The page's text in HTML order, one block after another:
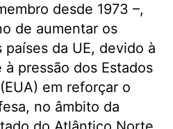
desde 1973 –,
de aumentar os
da UE, devido à
à pressão dos Estados
em reforçar o
no âmbito da